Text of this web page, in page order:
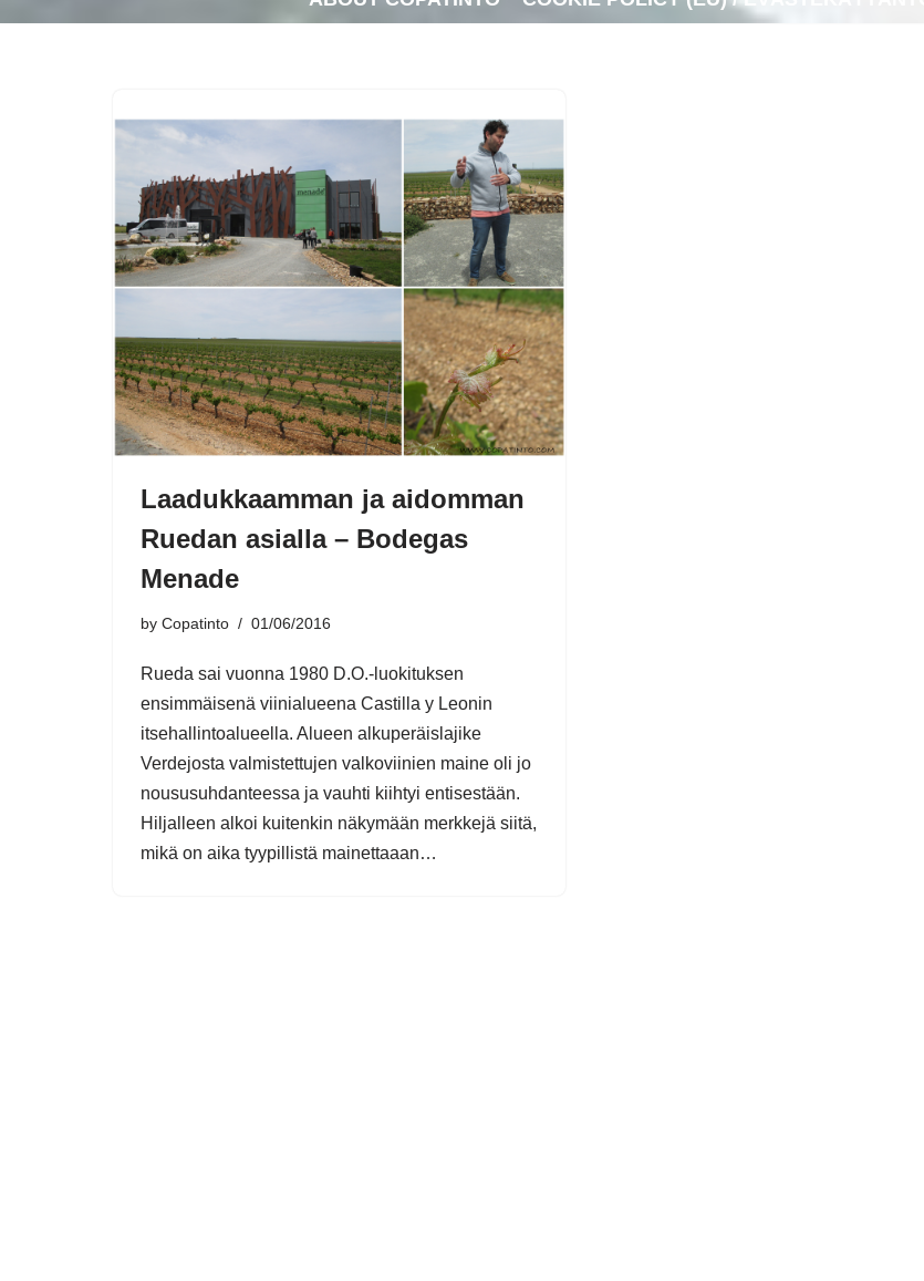
Laadukkaamman ja aidomman
Ruedan asialla – Bodegas
Menade
by Copatinto 01/06/2016
Rueda sai vuonna 1980 D.O.-luokituksen
ensimmäisenä viinialueena Castilla y Leonin
itsehallintoalueella. Alueen alkuperäislajike
Verdejosta valmistettujen valkoviinien maine oli jo
noususuhdanteessa ja vauhti kiihtyi entisestään.
Hiljalleen alkoi kuitenkin näkymään merkkejä siitä,
mikä on aika tyypillistä mainettaaan…